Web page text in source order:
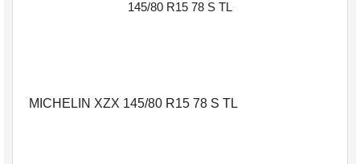
MICHELIN XZX 145/80 R15 78 S TL